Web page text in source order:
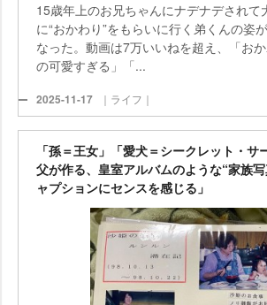
15歳年上のお兄ちゃんにナデナデされて
に“おかわり”をもらいに行く弟くんの姿
なった。動画は7万いいねを超え、「お
の可愛すぎる」「...
2025-11-17 ｜ライフ｜
「孫＝王女」「愛犬＝シークレット・
父が作る、皇室アルバムのような“家族
ャプションにセンスを感じる」